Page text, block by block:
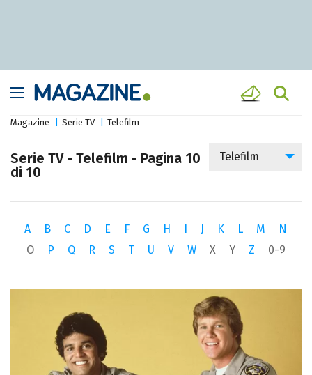
Magazine Serie TV Telefilm
Serie TV - Telefilm - Pagina 10
di 10
Telefilm
A B C D E F G H J K L M
N
O
P Q R S T U V W X Y Z 0-9